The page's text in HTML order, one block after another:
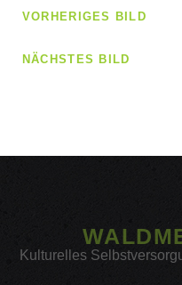
VORHERIGES BILD
NÄCHSTES BILD
Kulturelles